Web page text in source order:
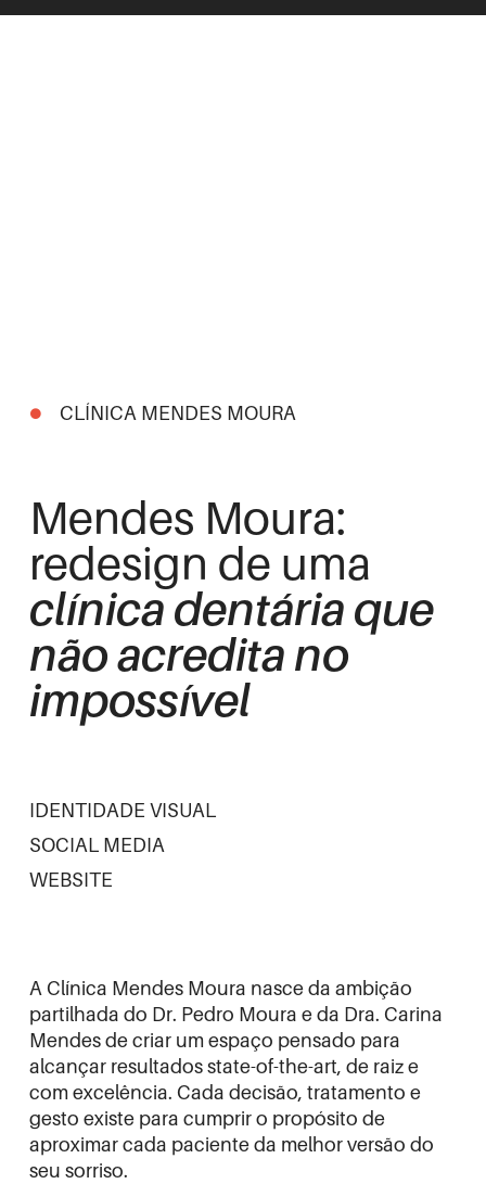
CLÍNICA MENDES MOURA
Mendes Moura:
redesign de uma
clínica dentária que
não acredita no
impossível
IDENTIDADE VISUAL
SOCIAL MEDIA
WEBSITE
A Clínica Mendes Moura nasce da ambição
partilhada do Dr. Pedro Moura e da Dra. Carina
Mendes de criar um espaço pensado para
alcançar resultados state-of-the-art, de raiz e
com excelência. Cada decisão, tratamento e
gesto existe para cumprir o propósito de
aproximar cada paciente da melhor versão do
seu sorriso.